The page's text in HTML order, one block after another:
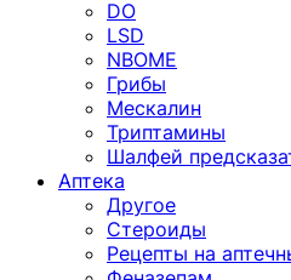
DO
LSD
NBOME
Грибы
Мескалин
Триптамины
Шалфей
Аптека
Другое
Стероиды
Рецепты на